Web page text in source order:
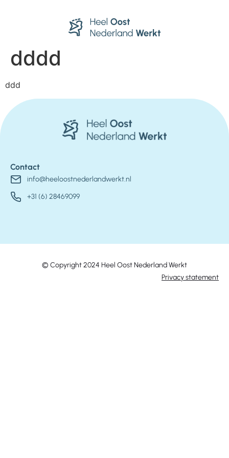
dddd
ddd
Contact
info@heeloostnederlandwerkt.nl
+31 (6) 28469099
© Copyright 2024 Heel Oost Nederland Werkt
Privacy statement